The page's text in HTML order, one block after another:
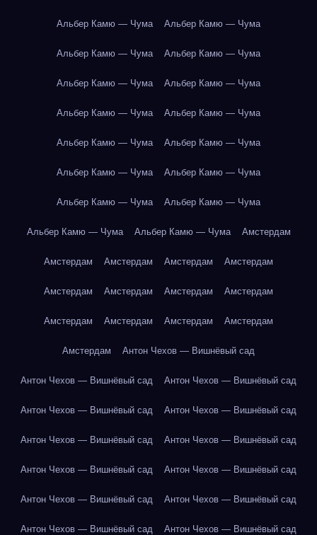
Альбер Камю — Чума Альбер Камю — Чума
Альбер Камю — Чума Альбер Камю — Чума
Альбер Камю — Чума Альбер Камю — Чума
Альбер Камю — Чума Альбер Камю — Чума
Альбер Камю — Чума Альбер Камю — Чума
Альбер Камю — Чума Альбер Камю — Чума
Альбер Камю — Чума Альбер Камю — Чума
Альбер Камю — Чума Альбер Камю — Чума Амстердам
Амстердам Амстердам Амстердам Амстердам
Амстердам Амстердам Амстердам Амстердам
Амстердам Амстердам Амстердам Амстердам
Амстердам Антон Чехов — Вишнёвый сад
Антон Чехов — Вишнёвый сад Антон Чехов — Вишнёвый сад
Антон Чехов — Вишнёвый сад Антон Чехов — Вишнёвый сад
Антон Чехов — Вишнёвый сад Антон Чехов — Вишнёвый сад
Антон Чехов — Вишнёвый сад Антон Чехов — Вишнёвый сад
Антон Чехов — Вишнёвый сад Антон Чехов — Вишнёвый сад
Антон Чехов — Вишнёвый сад Антон Чехов — Вишнёвый сад